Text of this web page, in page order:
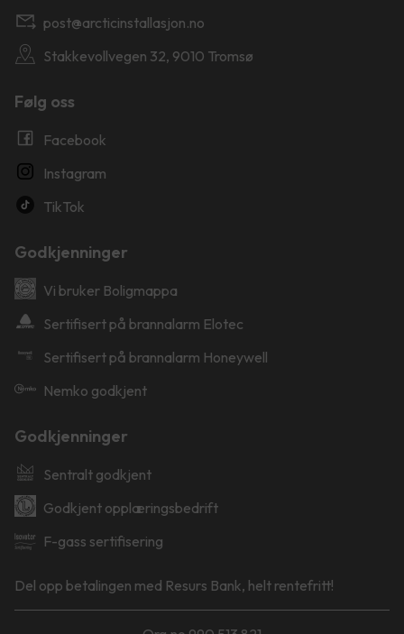
post@arcticinstallasjon.no
Stakkevollvegen 32, 9010 Tromsø
Følg oss
Facebook
Instagram
TikTok
Godkjenninger
Vi bruker Boligmappa
Sertifisert på brannalarm Elotec
Sertifisert på brannalarm Honeywell
Nemko godkjent
Godkjenninger
Sentralt godkjent
Godkjent opplæringsbedrift
F-gass sertifisering
Del opp betalingen med Resurs Bank, helt rentefritt!